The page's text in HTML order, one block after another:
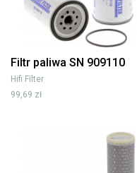
Filtr paliwa SN 909110
Hifi Filter
99,69 zł